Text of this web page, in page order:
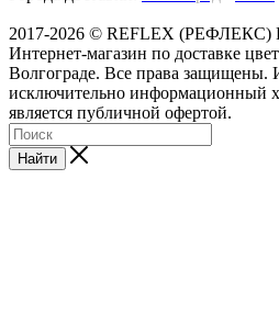
2017-2026 © REFLEX
Интернет-магазин по доставке
Волгограде. Все права защищены.
исключительно информационный
является публичной офертой.
Найти